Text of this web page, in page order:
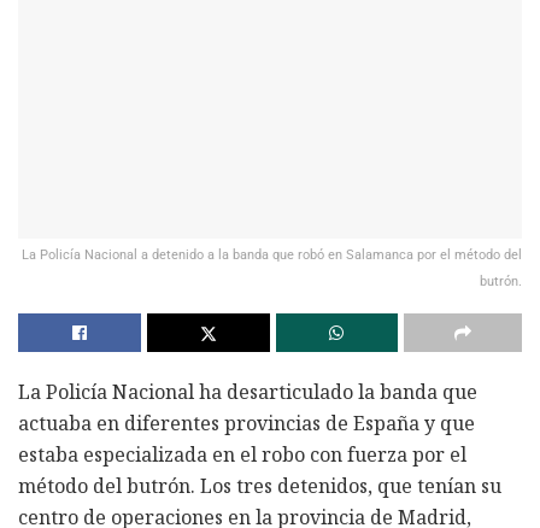
La Policía Nacional a detenido a la banda que robó en Salamanca por el método del
butrón.
La Policía Nacional ha desarticulado la banda que
actuaba en diferentes provincias de España y que
estaba especializada en el robo con fuerza por el
método del butrón. Los tres detenidos, que tenían su
centro de operaciones en la provincia de Madrid,